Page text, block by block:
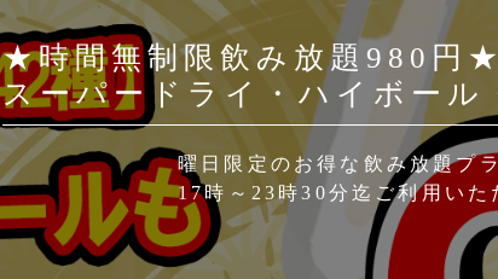
★時間無制限飲み放題980円
スーパードライ・ハイボール
曜日限定のお得な飲み放題プ
17時～23時30分迄ご利用いた